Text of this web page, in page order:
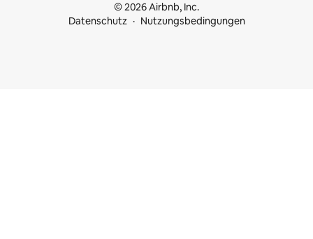
© 2026 Airbnb, Inc.
Datenschutz
Nutzungsbedingungen